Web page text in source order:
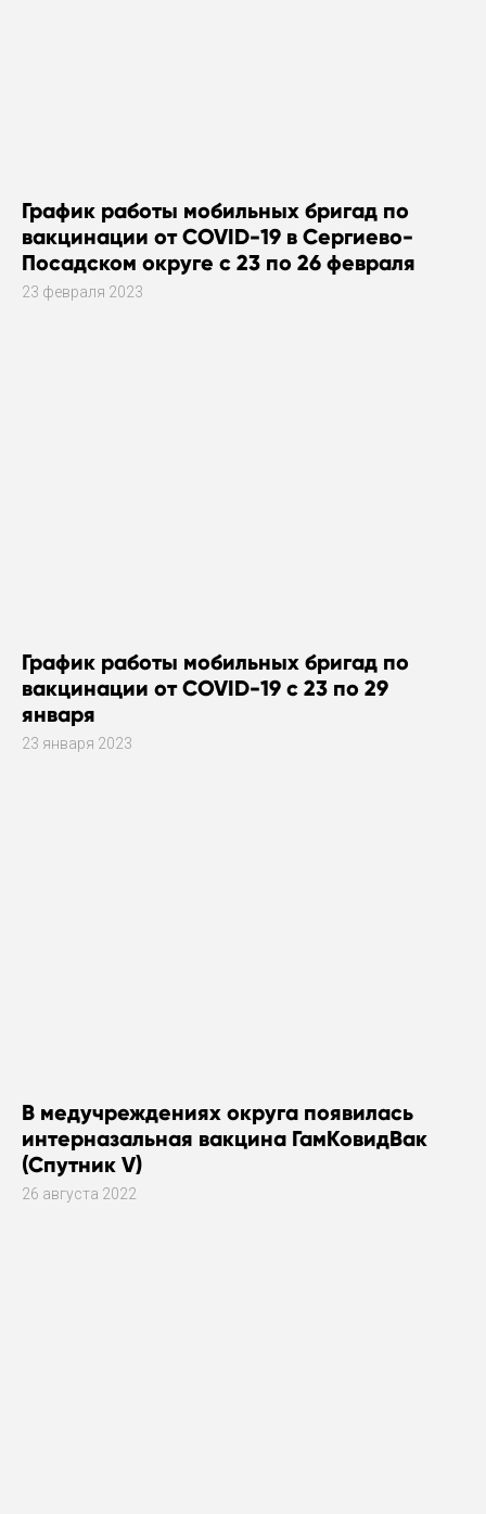
График работы мобильных бригад по
вакцинации от COVID-19 в Сергиево-
Посадском округе с 23 по 26 февраля
23 февраля 2023
График работы мобильных бригад по
вакцинации от COVID-19 с 23 по 29
января
23 января 2023
В медучреждениях округа появилась
интерназальная вакцина ГамКовидВак
(Спутник V)
26 августа 2022